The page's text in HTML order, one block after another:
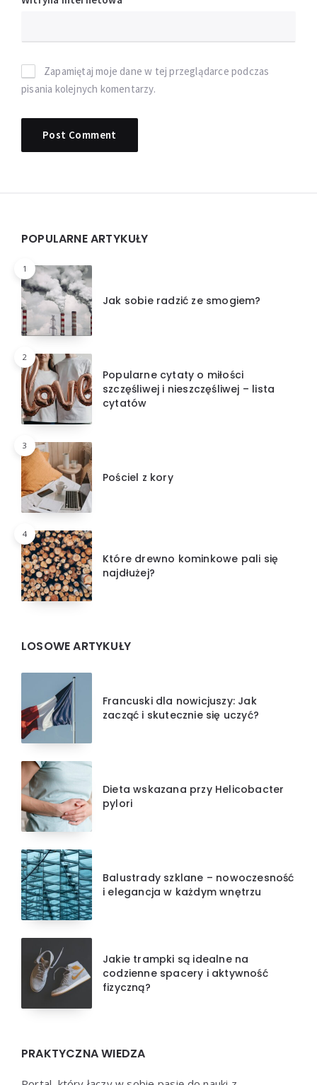
Zapamiętaj moje dane w tej przeglądarce podczas
pisania kolejnych komentarzy.
Widgets
POPULARNE ARTYKUŁY
1
Jak sobie radzić ze smogiem?
2
Popularne cytaty o miłości
szczęśliwej i nieszczęśliwej – lista
cytatów
3
Pościel z kory
4
Które drewno kominkowe pali się
najdłużej?
LOSOWE ARTYKUŁY
Francuski dla nowicjuszy: Jak
zacząć i skutecznie się uczyć?
Dieta wskazana przy Helicobacter
pylori
Balustrady szklane – nowoczesność
i elegancja w każdym wnętrzu
Jakie trampki są idealne na
codzienne spacery i aktywność
fizyczną?
PRAKTYCZNA WIEDZA